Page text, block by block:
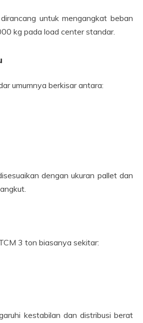
untuk mengangkat beban
kg pada load center standar.
umumnya berkisar antara:
dengan ukuran pallet dan
3 ton biasanya sekitar:
kestabilan dan distribusi berat